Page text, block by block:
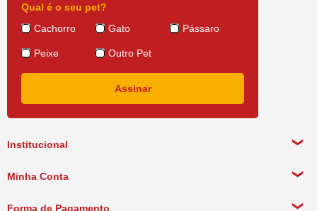
Institucional
Minha Conta
Forma de Pagamento
Qual é o seu pet?
Cachorro
Gato Pássaro
Peixe Outro Pet